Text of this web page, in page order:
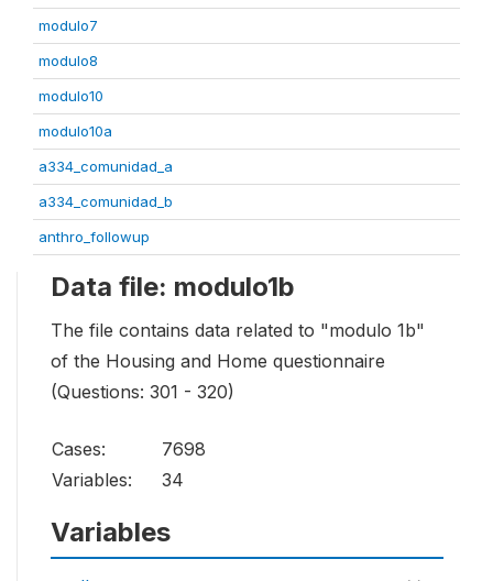
modulo7
modulo8
modulo10
modulo10a
a334_comunidad_a
a334_comunidad_b
anthro_followup
Data file: modulo1b
The file contains data related to "modulo 1b"
of the Housing and Home questionnaire
(Questions: 301 - 320)
Cases:
7698
Variables:
34
Variables